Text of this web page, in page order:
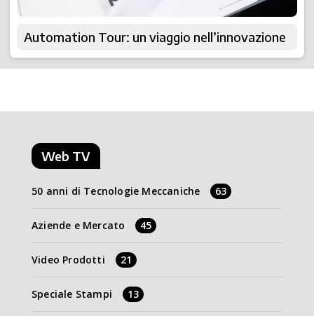
Automation Tour: un viaggio nell’innovazione
Web TV
50 anni di Tecnologie Meccaniche 63
Aziende e Mercato 45
Video Prodotti 21
Speciale Stampi 13